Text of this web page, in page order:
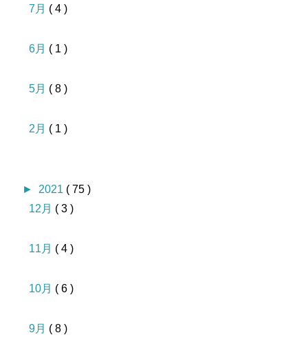
7月 ( 4 )
6月 ( 1 )
5月 ( 8 )
2月 ( 1 )
► 2021 ( 75 )
12月 ( 3 )
11月 ( 4 )
10月 ( 6 )
9月 ( 8 )